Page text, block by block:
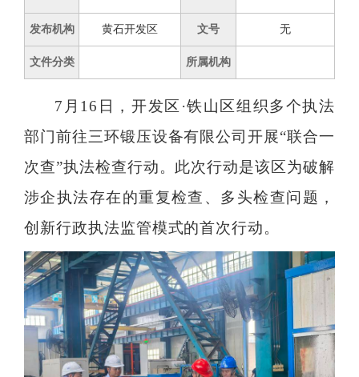
发布机构 黄石开发区 文号 无
文件分类 所属机构
7月16日，开发区·铁山区组织多个执法
部门前往三环锻压设备有限公司开展“联合一
次查”执法检查行动。此次行动是该区为破解
涉企执法存在的重复检查、多头检查问题，
创新行政执法监管模式的首次行动。